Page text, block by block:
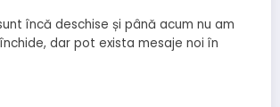
încă deschise și până acum nu am
dar pot exista mesaje noi în